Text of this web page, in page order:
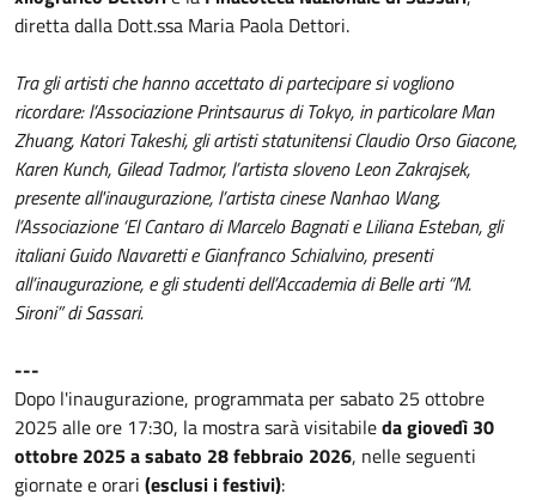
diretta dalla Dott.ssa Maria Paola Dettori.
Tra gli artisti che hanno accettato di partecipare si vogliono
ricordare: l’Associazione Printsaurus di Tokyo, in particolare Man
Zhuang, Katori Takeshi, gli artisti statunitensi Claudio Orso Giacone,
Karen Kunch, Gilead Tadmor, l’artista sloveno Leon Zakrajsek,
presente all'inaugurazione, l’artista cinese Nanhao Wang,
l’Associazione ‘El Cantaro di Marcelo Bagnati e Liliana Esteban, gli
italiani Guido Navaretti e Gianfranco Schialvino, presenti
all’inaugurazione, e gli studenti dell’Accademia di Belle arti “M.
Sironi” di Sassari.
---
Dopo l'inaugurazione, programmata per sabato 25 ottobre
2025 alle ore 17:30, la mostra sarà visitabileda giovedì 30
ottobre 2025 a sabato 28 febbraio 2026, nelle seguenti
giornate e orari (esclusi i festivi):